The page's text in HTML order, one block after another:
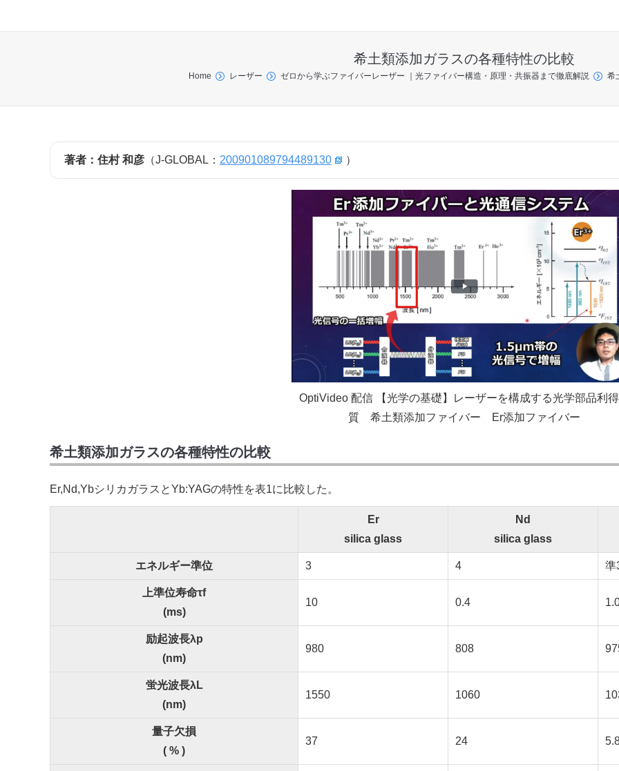
希土類添加ガラスの各種特性の比較
Home レーザー ゼロから学ぶファイバーレーザー ｜光ファイバー構造・原理・共振器まで徹底解説 希
著者：住村 和彦 （J-GLOBAL： 200901089794489130 ）
OptiVideo 配信 【光学の基礎】レーザーを構成する光学部品利
質 希土類添加ファイバー Er添加ファイバー
希土類添加ガラスの各種特性の比較
Er,Nd,YbシリカガラスとYb:YAGの特性を表1に比較した。
Er
silica glass
Nd
silica glass
エネルギー準位 3 4 準
上準位寿命τf
(ms)
10 0.4
励起波長λp
(nm)
980 808
蛍光波長λL
(nm)
1550 1060
量子欠損
( % )
37 24